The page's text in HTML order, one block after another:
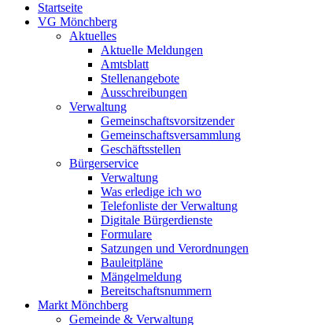
Startseite
VG Mönchberg
Aktuelles
Aktuelle Meldungen
Amtsblatt
Stellenangebote
Ausschreibungen
Verwaltung
Gemeinschaftsvorsitzender
Gemeinschaftsversammlung
Geschäftsstellen
Bürgerservice
Verwaltung
Was erledige ich wo
Telefonliste der Verwaltung
Digitale Bürgerdienste
Formulare
Satzungen und Verordnungen
Bauleitpläne
Mängelmeldung
Bereitschaftsnummern
Markt Mönchberg
Gemeinde & Verwaltung